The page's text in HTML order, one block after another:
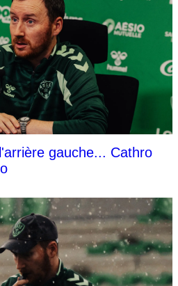
gauche... Cathro